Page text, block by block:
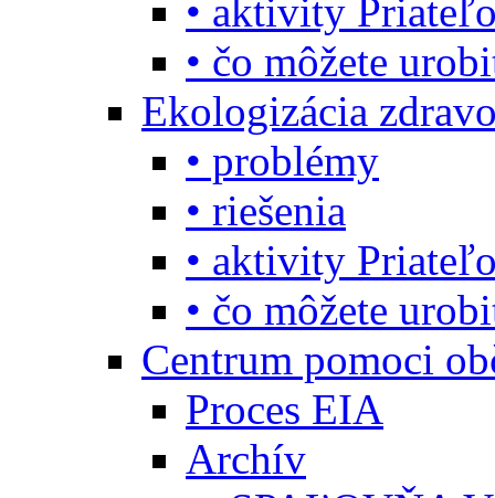
• aktivity
• čo môžete
Ekologizácia
• problémy
• riešenia
• aktivity
• čo môžete
Centrum pomoci
Proces EIA
Archív